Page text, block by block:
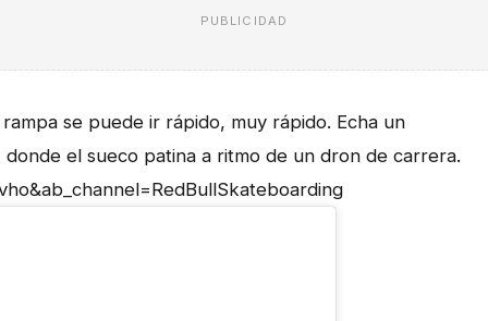
PUBLICIDAD
se puede ir rápido, muy rápido. Echa un
donde el sueco patina a ritmo de un dron de carrera.